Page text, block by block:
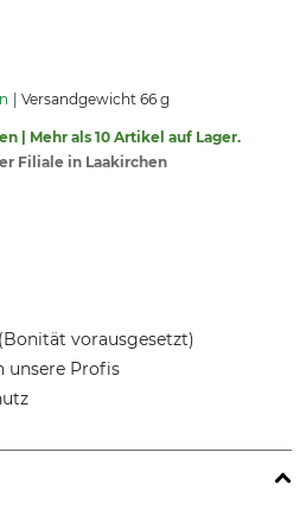
Versandgewicht 66 g
| Mehr als 10 Artikel auf Lager.
Filiale in Laakirchen
vorausgesetzt)
unsere Profis